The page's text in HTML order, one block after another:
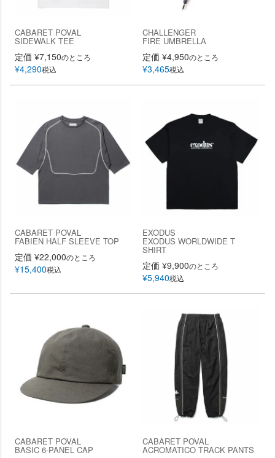
CABARET POVAL
SIDEWALK TEE
定価 ¥7,150のところ
¥4,290税込
CHALLENGER
FIRE UMBRELLA
定価 ¥4,950のところ
¥3,465税込
CABARET POVAL
FABIEN HALF SLEEVE TOP
定価 ¥22,000のところ
¥15,400税込
EXODUS
EXODUS WORLDWIDE T
SHIRT
定価 ¥9,900のところ
¥5,940税込
CABARET POVAL
BASIC 6-PANEL CAP
CABARET POVAL
ACROMATICO TRACK PANTS